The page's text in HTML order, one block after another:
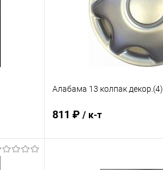
Алабама 13 колпак декор.(4)
811 ₽ / к-т